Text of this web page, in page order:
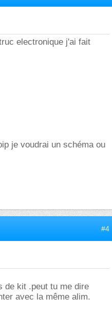
electronique j'ai fait
je voudrai un schéma ou
#4
de kit .peut tu me dire
avec la même alim.